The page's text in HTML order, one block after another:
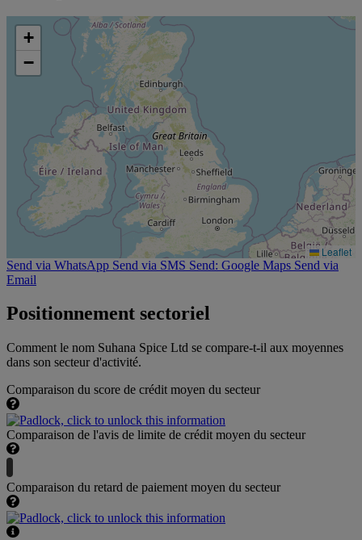
+
−
Leaflet
Send via WhatsApp Send via SMS Send: Google Maps Send via
Email
Positionnement sectoriel
Comment le nom Suhana Spice Ltd se compare-t-il aux moyennes
dans son secteur d'activité.
Comparaison du score de crédit moyen du secteur
Comparaison de l'avis de limite de crédit moyen du secteur
Comparaison du retard de paiement moyen du secteur